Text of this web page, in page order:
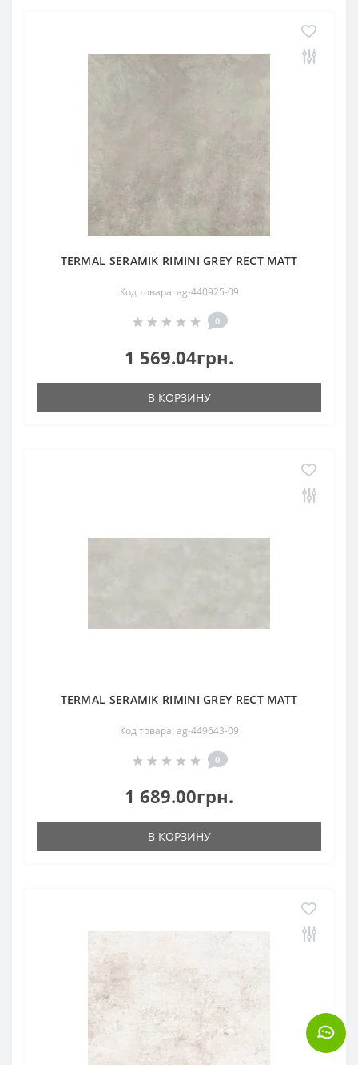
TERMAL SERAMIK RIMINI GREY RECT MATT
Код товара: ag-440925-09
0
1 569.04грн.
В КОРЗИНУ
TERMAL SERAMIK RIMINI GREY RECT MATT
Код товара: ag-449643-09
0
1 689.00грн.
В КОРЗИНУ